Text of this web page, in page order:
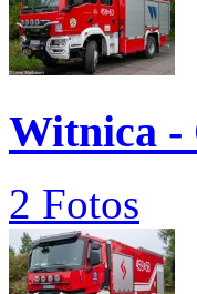
Witnica -
2 Fotos